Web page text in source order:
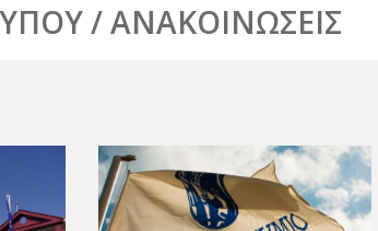
/ ΑΝΑΚΟΙΝΩΣΕΙΣ